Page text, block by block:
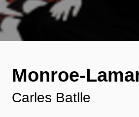
Monroe-
Carles Batlle